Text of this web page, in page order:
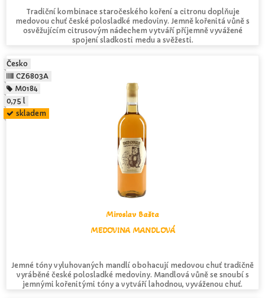
Tradiční kombinace staročeského koření a citronu doplňuje
medovou chuť české polosladké medoviny. Jemně kořenitá vůně s
osvěžujícím citrusovým nádechem vytváří příjemně vyvážené
spojení sladkosti medu a svěžesti.
Miroslav Bašta
MEDOVINA MANDLOVÁ
Jemné tóny vyluhovaných mandlí obohacují medovou chuť tradičně
vyráběné české polosladké medoviny. Mandlová vůně se snoubí s
jemnými kořenitými tóny a vytváří lahodnou, vyváženou chuť.
Česko
CZ6803A
M0184
0,75 l
skladem